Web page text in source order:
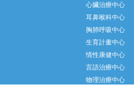
心臟治療中心
耳鼻喉科中心
胸肺呼吸中心
生育計畫中心
情性康健中心
言語治療中心
物理治療中心